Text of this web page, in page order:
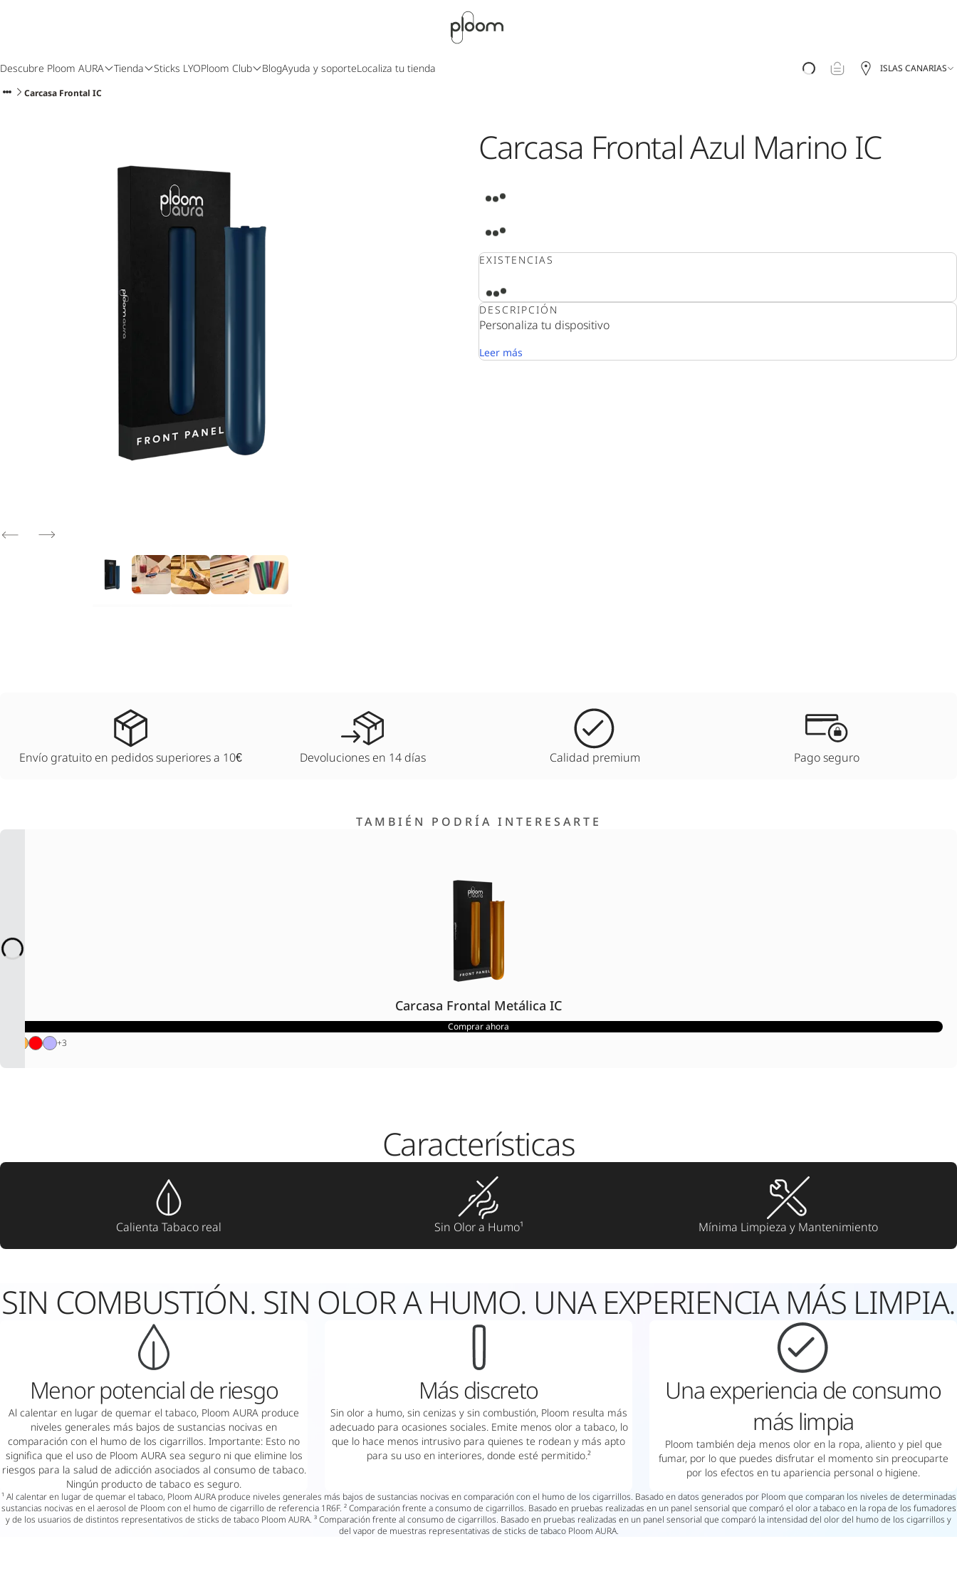
Descubre Ploom AURA Tienda Sticks LYOPloom Club BlogAyuda y soporteLocaliza tu tienda ISLAS CANARIAS
Carcasa Frontal IC
Carcasa Frontal Azul Marino IC
EXISTENCIAS
DESCRIPCIÓN
Personaliza tu dispositivo
Leer más
Envío gratuito en pedidos superiores a 10€ Devoluciones en 14 días Calidad premium Pago seguro
TAMBIÉN PODRÍA INTERESARTE
Carcasa Frontal Metálica IC
Comprar ahora
+3
Características
Calienta Tabaco real Sin Olor a Humo¹ Mínima Limpieza y Mantenimiento
SIN COMBUSTIÓN. SIN OLOR A HUMO. UNA EXPERIENCIA MÁS LIMPIA.
Menor potencial de riesgo
Al calentar en lugar de quemar el tabaco, Ploom AURA produce
niveles generales más bajos de sustancias nocivas en
comparación con el humo de los cigarrillos. Importante: Esto no
significa que el uso de Ploom AURA sea seguro ni que elimine los
riesgos para la salud de adicción asociados al consumo de tabaco.
Ningún producto de tabaco es seguro.
Más discreto
Sin olor a humo, sin cenizas y sin combustión, Ploom resulta más
adecuado para ocasiones sociales. Emite menos olor a tabaco, lo
que lo hace menos intrusivo para quienes te rodean y más apto
para su uso en interiores, donde esté permitido.²
Una experiencia de consumo
más limpia
Ploom también deja menos olor en la ropa, aliento y piel que
fumar, por lo que puedes disfrutar el momento sin preocuparte
por los efectos en tu apariencia personal o higiene.
¹ Al calentar en lugar de quemar el tabaco, Ploom AURA produce niveles generales más bajos de sustancias nocivas en comparación con el humo de los cigarrillos. Basado en datos generados por Ploom que comparan los niveles de determinadas
sustancias nocivas en el aerosol de Ploom con el humo de cigarrillo de referencia 1R6F. ² Comparación frente a consumo de cigarrillos. Basado en pruebas realizadas en un panel sensorial que comparó el olor a tabaco en la ropa de los fumadores
y de los usuarios de distintos representativos de sticks de tabaco Ploom AURA. ³ Comparación frente al consumo de cigarrillos. Basado en pruebas realizadas en un panel sensorial que comparó la intensidad del olor del humo de los cigarrillos y
del vapor de muestras representativas de sticks de tabaco Ploom AURA.